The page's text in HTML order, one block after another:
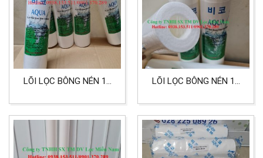
LÕI LỌC BÔNG NÉN 10
CẤP 3 LỌC NƯỚC SINH
HOẠT
LÕI LỌC BÔNG NÉN 10
NƯỚC